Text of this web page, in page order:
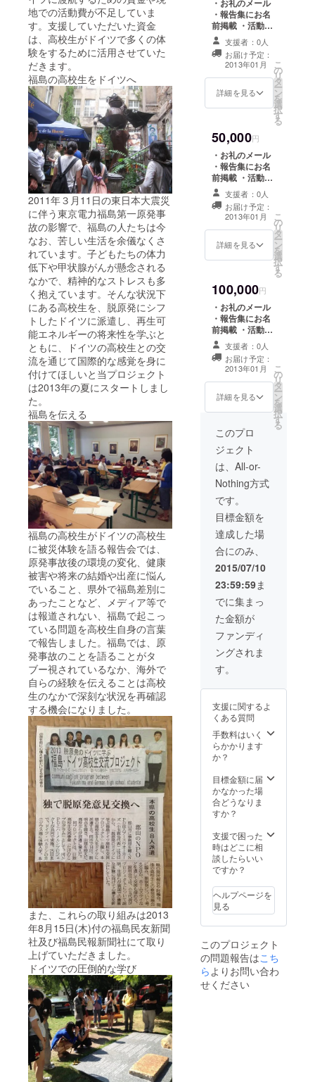
地での活動費が不足していま
す。支援していただいた資金
は、高校生がドイツで多くの体
験をするために活用させていた
だきます。
福島の高校生をドイツへ
2011年３月11日の東日本大震災
に伴う東京電力福島第一原発事
故の影響で、福島の人たちは今
なお、苦しい生活を余儀なくさ
れています。子どもたちの体力
低下や甲状腺がんが懸念される
なかで、精神的なストレスも多
く抱えています。そんな状況下
にある高校生を、脱原発にシフ
トしたドイツに派遣し、再生可
能エネルギーの将来性を学ぶと
ともに、ドイツの高校生との交
流を通じて国際的な感覚を身に
付けてほしいと当プロジェクト
は2013年の夏にスタートしまし
た。
福島を伝える
福島の高校生がドイツの高校生
に被災体験を語る報告会では、
原発事故後の環境の変化、健康
被害や将来の結婚や出産に悩ん
でいること、県外で福島差別に
あったことなど、メディア等で
は報道されない、福島で起こっ
ている問題を高校生自身の言葉
で報告しました。福島では、原
発事故のことを語ることがタ
ブー視されているなか、海外で
自らの経験を伝えることは高校
生のなかで深刻な状況を再確認
する機会になりました。
また、これらの取り組みは2013
年8月15日(木)付の福島民友新聞
社及び福島民報新聞社にて取り
上げていただきました。
ドイツでの圧倒的な学び
・報告集にお名
前掲載 ・活動を
まとめた報告集
・報告会のペア
招待券(2015年8
月、東京・福島
で開催予定) ・活
動をまとめた
カード(アース
ウォーカーズ
Ver.)
支援者：0人
お届け予定：
2013年01月
詳細を見る
こ
の
リ
タ
ー
ン
を
選
択
す
る
50,000円
・お礼のメール
・報告集にお名
前掲載 ・活動を
まとめた報告集
・報告会のペア
招待券(2015年8
月、東京・福島
で開催予定) ・活
動をまとめた
カード(アース
ウォーカーズ
Ver.) ・代表小玉
が講演会の講師
を引き受けま
す。 ※講演日時
は、2015年9月1
日～2016年8月
31日までの間
の、開催1か月前
までに要相談。
※講演開催地への
負担ください。
支援者：0人
お届け予定：
2013年01月
詳細を見る
こ
の
リ
タ
ー
ン
を
選
択
す
る
100,000円
・お礼のメール
・報告集にお名
前掲載 ・活動を
まとめた報告集
・報告会のペア
招待券(2015年8
月、東京・福島
で開催予定) ・活
動をまとめた
ドイツのポスト
カード(アース
ウォーカーズ
Ver.) ・代表小玉
が講演会の講師
を引き受けま
す。 ※講演日時
は、2015年9月1
日～2016年8月
31日までの間
の、開催1か月前
までに要相談。
※講演開催地への
負担ください。
・参加高校生か
らのメッセージ
入り色紙
支援者：0人
お届け予定：
2013年01月
詳細を見る
こ
の
リ
タ
ー
ン
を
選
択
す
る
このプロ
ジェクト
は、All-or-
Nothing方式
です。
目標金額を
達成した場
合にのみ、
2015/07/10
23:59:59ま
でに集まっ
た金額が
ファンディ
ングされま
す。
支援に関するよ
くある質問
手数料はいく
らかかります
か？
目標金額に届
かなかった場
合どうなりま
すか？
支援で困った
時はどこに相
談したらいい
ですか？
ヘルプページを
見る
このプロジェクト
の問題報告はこち
ら よりお問い合わ
せください